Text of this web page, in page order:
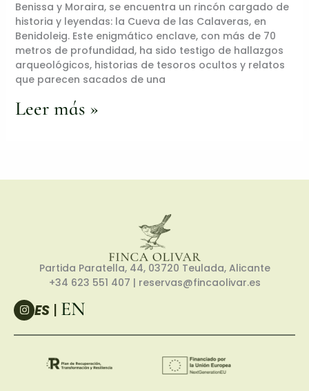
Benissa y Moraira, se encuentra un rincón cargado de
historia y leyendas: la Cueva de las Calaveras, en
Benidoleig. Este enigmático enclave, con más de 70
metros de profundidad, ha sido testigo de hallazgos
arqueológicos, historias de tesoros ocultos y relatos
que parecen sacados de una
Leer más »
Partida Paratella, 44, 03720 Teulada, Alicante
+34 623 551 407 | reservas@fincaolivar.es
I
n
s
t
ES EN